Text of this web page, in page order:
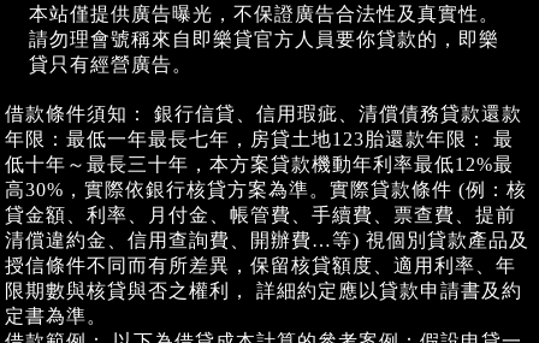
本站僅提供廣告曝光，不保證廣告合法性及真實性。
請勿理會號稱來自即樂貸官方人員要你貸款的，即樂
貸只有經營廣告。
借款條件須知： 銀行信貸、信用瑕疵、清償債務貸款還款
年限：最低一年最長七年，房貸土地123胎還款年限： 最
低十年～最長三十年，本方案貸款機動年利率最低12%最
高30%，實際依銀行核貸方案為準。實際貸款條件 (例：核
貸金額、利率、月付金、帳管費、手續費、票查費、提前
清償違約金、信用查詢費、開辦費…等) 視個別貸款產品及
授信條件不同而有所差異，保留核貸額度、適用利率、年
限期數與核貸與否之權利， 詳細約定應以貸款申請書及約
定書為準。